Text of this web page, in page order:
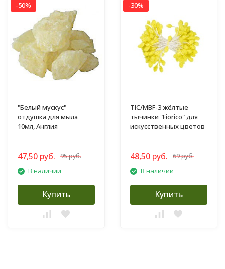
-50%
"Белый мускус"
отдушка для мыла
10мл, Англия
47,50 руб. 95 руб.
В наличии
Купить
-30%
TIC/MBF-3 жёлтые
тычинки "Fiorico" для
искусственных цветов
48,50 руб. 69 руб.
В наличии
Купить